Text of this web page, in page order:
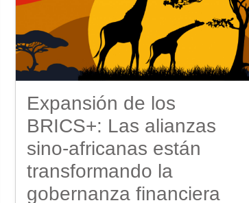
Expansión de los
BRICS+: Las alianzas
sino-africanas están
transformando la
gobernanza financiera